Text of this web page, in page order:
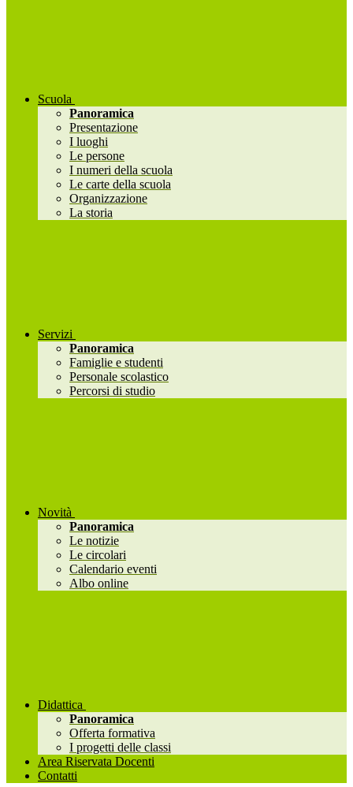
Scuola
Panoramica
Presentazione
I luoghi
Le persone
I numeri della scuola
Le carte della scuola
Organizzazione
La storia
Servizi
Panoramica
Famiglie e studenti
Personale scolastico
Percorsi di studio
Novità
Panoramica
Le notizie
Le circolari
Calendario eventi
Albo online
Didattica
Panoramica
Offerta formativa
I progetti delle classi
Area Riservata Docenti
Contatti